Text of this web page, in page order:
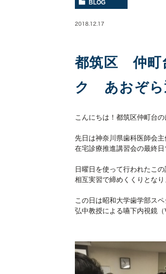
BLOG
2018.12.17
都筑区 仲町
ク あおぞら
こんにちは！都筑区仲町台の
先日は神奈川県歯科医師会主
在宅診療推進講習会の最終日
日曜日を使って行われたこの
相互実習で締めくくりとなり
この日は昭和大学歯学部ス
弘中教授による嚥下内視鏡（